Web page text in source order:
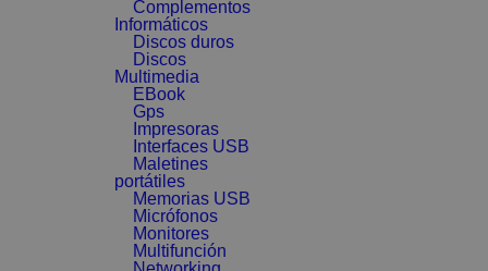
Complementos
Informáticos
Discos duros
Discos
Multimedia
EBook
Gps
Impresoras
Interfaces USB
Maletines
portátiles
Memorias USB
Micrófonos
Monitores
Multifunción